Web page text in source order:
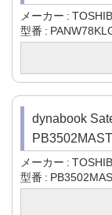
メーカー
型番
dynabook
メーカー
型番